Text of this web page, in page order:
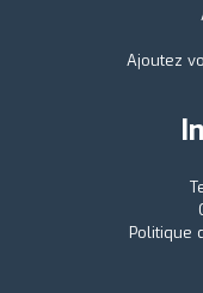
Ajoutez
Politique